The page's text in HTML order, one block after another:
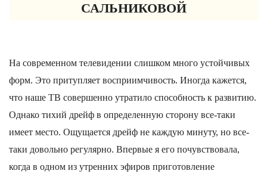
САЛЬНИКОВОЙ
На современном телевидении слишком много устойчивых
форм. Это притупляет восприимчивость. Иногда кажется,
что наше ТВ совершенно утратило способность к развитию.
Однако тихий дрейф в определенную сторону все-таки
имеет место. Ощущается дрейф не каждую минуту, но все-
таки довольно регулярно. Впервые я его почувствовала,
когда в одном из утренних эфиров приготовление